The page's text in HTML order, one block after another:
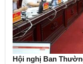
Hội nghị Ban